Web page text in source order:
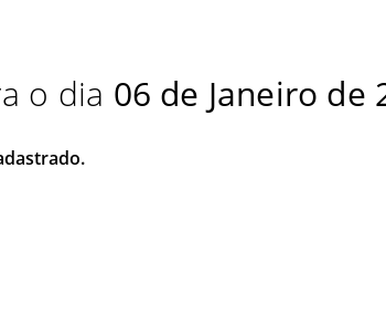
o dia 06 de Janeiro de